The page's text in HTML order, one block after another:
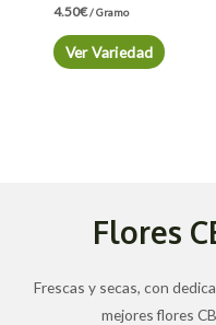
4.50€/ Gramo
Ver Variedad
Flores
Frescas y secas, con
mejores flores